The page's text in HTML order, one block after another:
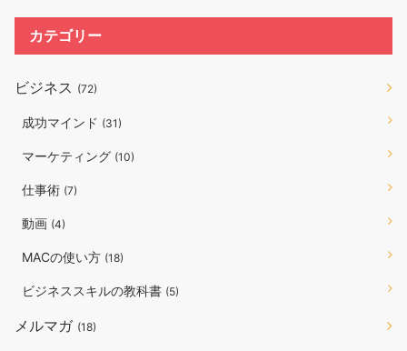
カテゴリー
ビジネス (72)
成功マインド (31)
マーケティング (10)
仕事術 (7)
動画 (4)
MACの使い方 (18)
ビジネススキルの教科書 (5)
メルマガ (18)